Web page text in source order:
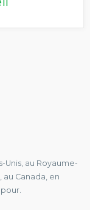
Unis, au Royaume-
au Canada, en